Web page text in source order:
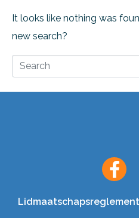
It looks like nothing was
new search?
Lidmaatschapsreglement